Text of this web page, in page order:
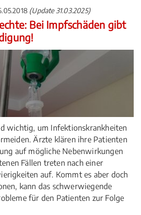
(Update 31.03.2025)
Bei Impfschäden gibt
wichtig, um Infektionskrankheiten
Ärzte klären ihre Patienten
auf mögliche Nebenwirkungen
Fällen treten nach einer
auf. Kommt es aber doch
kann das schwerwiegende
für den Patienten zur Folge